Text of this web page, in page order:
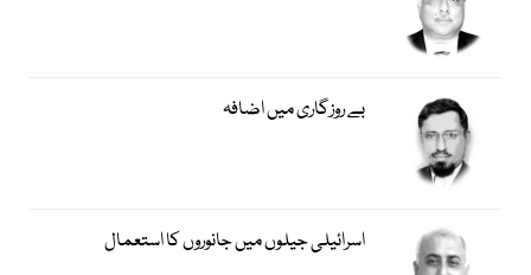
بے روزگاری میں اضافہ
اسرائیلی جیلوں میں جانوروں کا استعمال